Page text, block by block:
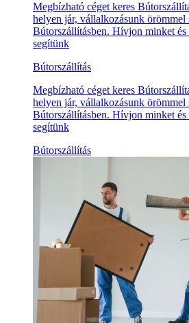
Megbízható céget keres
helyen jár, vállalkozásunk örömmel
Bútorszállításben. Hívjon minket
segítünk
Bútorszállítás
Megbízható céget keres
helyen jár, vállalkozásunk örömmel
Bútorszállításben. Hívjon minket
segítünk
Bútorszállítás